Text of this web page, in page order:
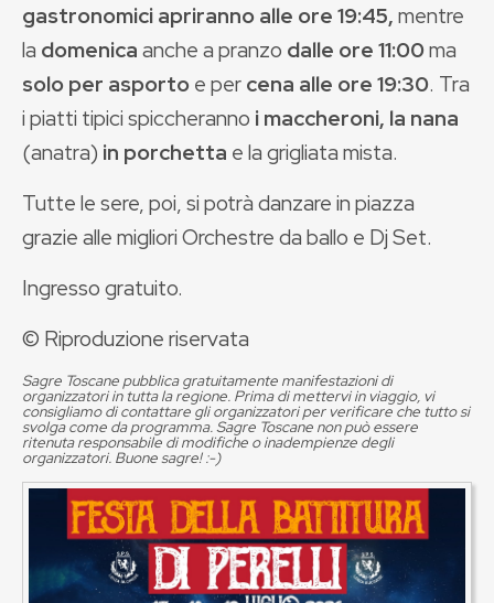
gastronomici apriranno alle ore 19:45,mentre
la domenicaanche a pranzo dalle ore 11:00ma
solo per asportoe percena alle ore 19:30. Tra
i piatti tipici spiccheranno i maccheroni, la nana
(anatra) in porchetta e la grigliata mista.
Tutte le sere, poi, si potrà danzare in piazza
grazie alle migliori Orchestre da ballo e Dj Set.
Ingresso gratuito.
© Riproduzione riservata
Sagre Toscane pubblica gratuitamente manifestazioni di
organizzatori in tutta la regione. Prima di mettervi in viaggio, vi
consigliamo di contattare gli organizzatori per verificare che tutto si
svolga come da programma. Sagre Toscane non può essere
ritenuta responsabile di modifiche o inadempienze degli
organizzatori. Buone sagre! :-)